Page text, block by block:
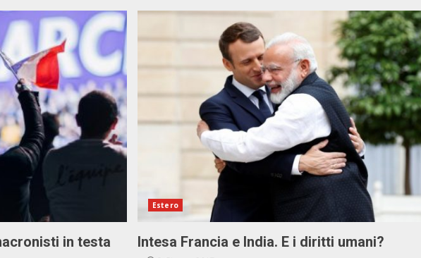
in testa
Estero
Intesa Francia e India. E i diritti umani?